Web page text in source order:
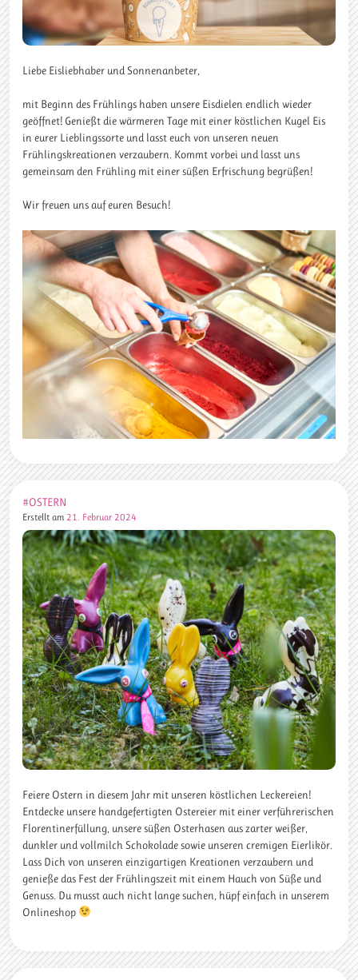
Liebe Eisliebhaber und Sonnenanbeter,
mit Beginn des Frühlings haben unsere Eisdielen endlich wieder
geöffnet! Genießt die wärmeren Tage mit einer köstlichen Kugel Eis
in eurer Lieblingssorte und lasst euch von unseren neuen
Frühlingskreationen verzaubern. Kommt vorbei und lasst uns
gemeinsam den Frühling mit einer süßen Erfrischung begrüßen!
Wir freuen uns auf euren Besuch!
#OSTERN
Erstellt am 21. Februar 2024
Feiere Ostern in diesem Jahr mit unseren köstlichen Leckereien!
Entdecke unsere handgefertigten Ostereier mit einer verführerischen
Florentinerfüllung, unsere süßen Osterhasen aus zarter weißer,
dunkler und vollmilch Schokolade sowie unseren cremigen Eierlikör.
Lass Dich von unseren einzigartigen Kreationen verzaubern und
genieße das Fest der Frühlingszeit mit einem Hauch von Süße und
Genuss. Du musst auch nicht lange suchen, hüpf einfach in unserem
Onlineshop